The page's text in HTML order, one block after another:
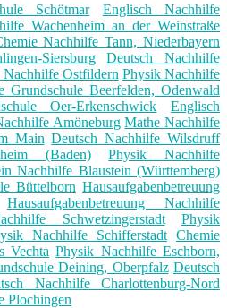
Schötmar
Englisch Nachhilfe
Wachenheim an der Weinstraße
Nachhilfe Tann, Niederbayern
Siersburg
Deutsch Nachhilfe
Nachhilfe Ostfildern Physik Nachhilfe
Grundschule Beerfelden, Odenwald
Oer-Erkenschwick
Englisch
Amöneburg Mathe Nachhilfe
Main Deutsch Nachhilfe Wilsdruff
(Baden)
Physik Nachhilfe
Nachhilfe Blaustein (Württemberg)
Büttelborn Hausaufgabenbetreuung
Hausaufgabenbetreuung Nachhilfe
Schwetzingerstadt
Physik
Nachhilfe Schifferstadt Chemie
Vechta Physik Nachhilfe Eschborn,
Deining, Oberpfalz Deutsch
Nachhilfe Charlottenburg-Nord
Plochingen